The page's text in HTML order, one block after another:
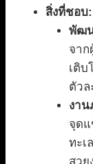
สิ่งที่ชอบ:
พัฒ
จา
เติบ
ตัว
งาน
จุดแ
ทะเ
สวย